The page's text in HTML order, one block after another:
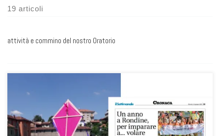
19 articoli
attività e commino del nostro Oratorio
Cosa ti ha spinto a fare il salto? «Durante la terza superiore ho
attraversato un periodo di forte vuoto. Non trovavo più senso in
quello che facevo. Come mi disse l’educatore del mio oratorio: “stai